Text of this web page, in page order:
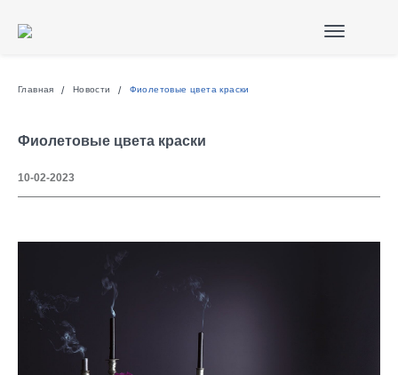
Главная Новости Фиолетовые цвета краски
Фиолетовые цвета краски
10-02-2023